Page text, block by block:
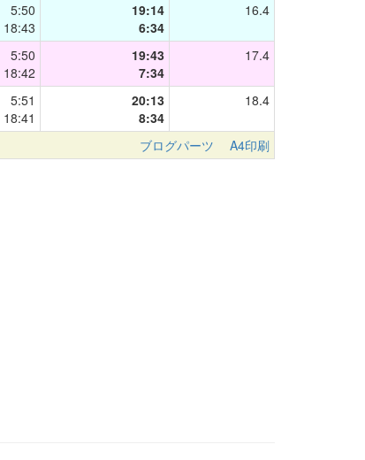
5:50
18:43
19:14
6:34
16.4
5:50
18:42
19:43
7:34
17.4
5:51
18:41
20:13
8:34
18.4
ブログパーツ A4印刷